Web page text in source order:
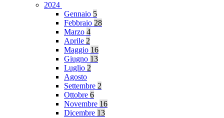
2024
Gennaio 5
Febbraio 28
Marzo 4
Aprile 2
Maggio 16
Giugno 13
Luglio 2
Agosto
Settembre 2
Ottobre 6
Novembre 16
Dicembre 13